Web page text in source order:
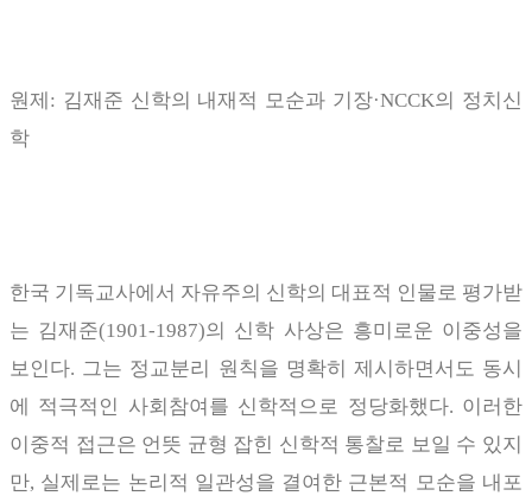
원제: 김재준 신학의 내재적 모순과 기장·NCCK의 정치신
학
한국 기독교사에서 자유주의 신학의 대표적 인물로 평가받
는 김재준(1901-1987)의 신학 사상은 흥미로운 이중성을
보인다. 그는 정교분리 원칙을 명확히 제시하면서도 동시
에 적극적인 사회참여를 신학적으로 정당화했다. 이러한
이중적 접근은 언뜻 균형 잡힌 신학적 통찰로 보일 수 있지
만, 실제로는 논리적 일관성을 결여한 근본적 모순을 내포